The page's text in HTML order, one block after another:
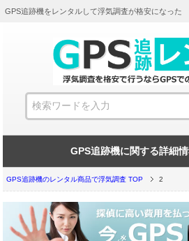
GPS追跡機をレンタルして浮気調査が格安になった
GPS追跡機に関する詳細
GPS追跡機のレンタル商品で浮気調査 TOP 2